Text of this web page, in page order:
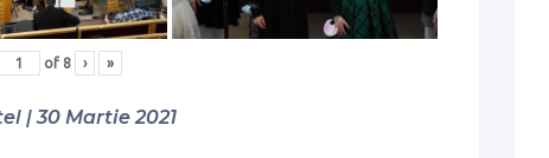
of 8 › »
| 30 Martie 2021